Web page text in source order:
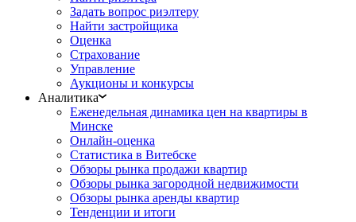
Задать вопрос риэлтеру
Найти застройщика
Оценка
Страхование
Управление
Аукционы и конкурсы
Аналитика
Еженедельная динамика цен на квартиры в
Минске
Онлайн-оценка
Статистика в Витебске
Обзоры рынка продажи квартир
Обзоры рынка загородной недвижимости
Обзоры рынка аренды квартир
Тенденции и итоги